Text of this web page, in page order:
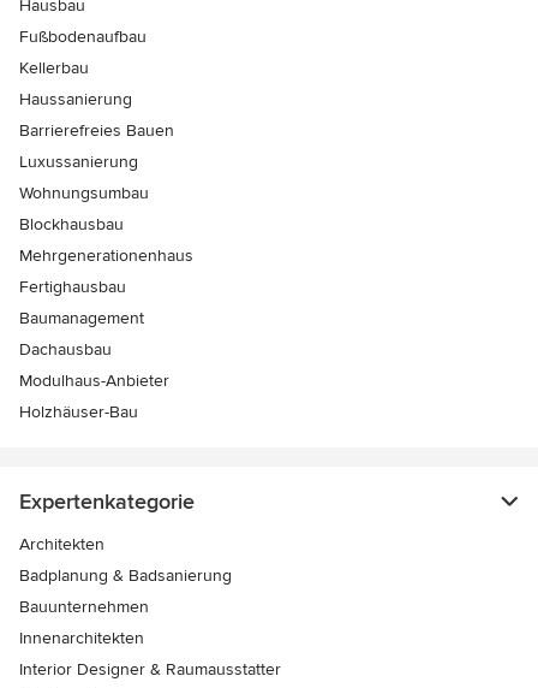
Hausbau
Fußbodenaufbau
Kellerbau
Haussanierung
Barrierefreies Bauen
Luxussanierung
Wohnungsumbau
Blockhausbau
Mehrgenerationenhaus
Fertighausbau
Baumanagement
Dachausbau
Modulhaus-Anbieter
Holzhäuser-Bau
Expertenkategorie
Architekten
Badplanung & Badsanierung
Bauunternehmen
Innenarchitekten
Interior Designer & Raumausstatter